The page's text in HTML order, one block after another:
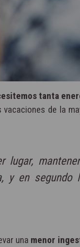
tanta
de la
lugar,
y en segundo
una menor